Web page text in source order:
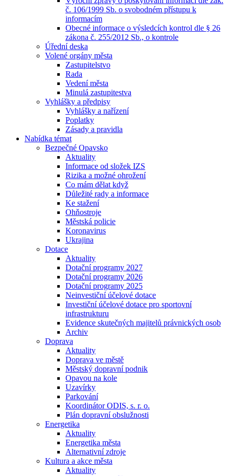
č. 106/1999 Sb. o svobodném přístupu k
informacím
Obecné informace o výsledcích kontrol dle § 26
zákona č. 255/2012 Sb., o kontrole
Úřední deska
Volené orgány města
Zastupitelstvo
Rada
Vedení města
Minulá zastupitestva
Vyhlášky a předpisy
Vyhlášky a nařízení
Poplatky
Zásady a pravidla
Nabídka témat
Bezpečné Opavsko
Aktuality
Informace od složek IZS
Rizika a možné ohrožení
Co mám dělat když
Důležité rady a informace
Ke stažení
Ohňostroje
Městská policie
Koronavirus
Ukrajina
Dotace
Aktuality
Dotační programy 2027
Dotační programy 2026
Dotační programy 2025
Neinvestiční účelové dotace
Investiční účelové dotace pro sportovní
infrastrukturu
Evidence skutečných majitelů právnických osob
Archiv
Doprava
Aktuality
Doprava ve městě
Městský dopravní podnik
Opavou na kole
Uzavírky
Parkování
Koordinátor ODIS, s. r. o.
Plán dopravní obslužnosti
Energetika
Aktuality
Energetika města
Alternativní zdroje
Kultura a akce města
Aktuality